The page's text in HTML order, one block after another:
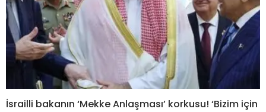
İsrailli bakanın ‘Mekke Anlaşması’ korkusu! ‘Bizim için